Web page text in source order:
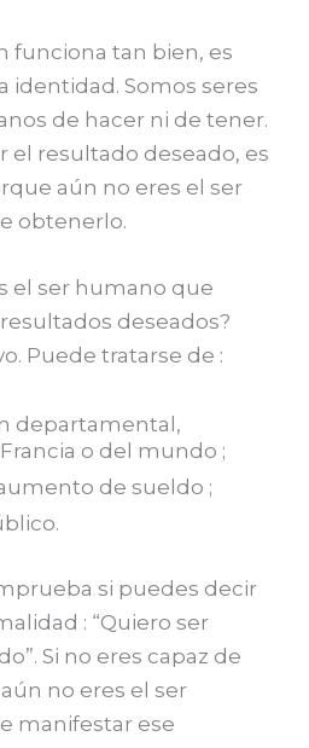
funciona tan bien, es
identidad. Somos seres
de hacer ni de tener.
el resultado deseado, es
aún no eres el ser
obtenerlo.
el ser humano que
deseados?
Puede tratarse de :
departamental,
o del mundo ;
de sueldo ;
si puedes decir
: “Quiero ser
Si no eres capaz de
no eres el ser
manifestar ese